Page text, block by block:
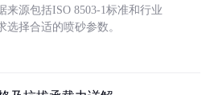
来源包括ISO 8503-1标准和行业
选择合适的喷砂参数。